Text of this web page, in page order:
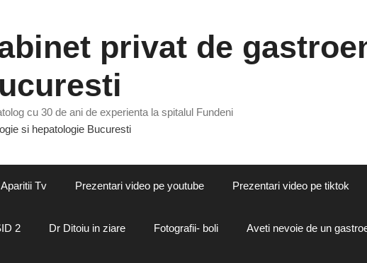
privat de
cu 30 de ani de experienta la spitalul Fundeni
Aparitii Tv Prezentari video pe youtube Prezentari video pe tiktok
2 Dr Ditoiu in ziare Fotografii- boli Aveti nevoie de un